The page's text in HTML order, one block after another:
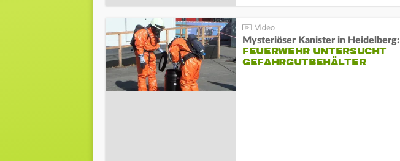
Mysteriöser Kanister in Heidelberg:
FEUERWEHR UNTERSUCHT
GEFAHRGUTBEHÄLTER